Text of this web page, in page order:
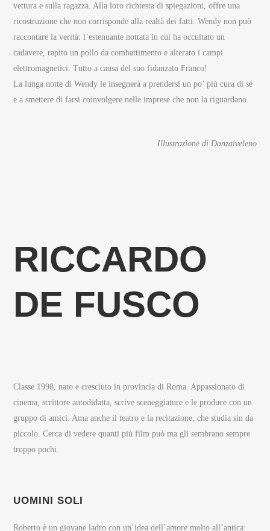
vettura e sulla ragazza. Alla loro richiesta di spiegazioni, offre una
ricostruzione che non corrisponde alla realtà dei fatti. Wendy non può
raccontare la verità: l’estenuante nottata in cui ha occultato un
cadavere, rapito un pollo da combattimento e alterato i campi
elettromagnetici. Tutto a causa del suo fidanzato Franco!
La lunga notte di Wendy le insegnerà a prendersi un po’ più cura di sé
e a smettere di farsi coinvolgere nelle imprese che non la riguardano.
Illustrazione di Danzaiveleno
RICCARDO
DE FUSCO
Classe 1998, nato e cresciuto in provincia di Roma. Appassionato di
cinema, scrittore autodidatta, scrive sceneggiature e le produce con un
gruppo di amici. Ama anche il teatro e la recitazione, che studia sin da
piccolo. Cerca di vedere quanti più film può ma gli sembrano sempre
troppo pochi.
UOMINI SOLI
Roberto è un giovane ladro con un’idea dell’amore molto all’antica: